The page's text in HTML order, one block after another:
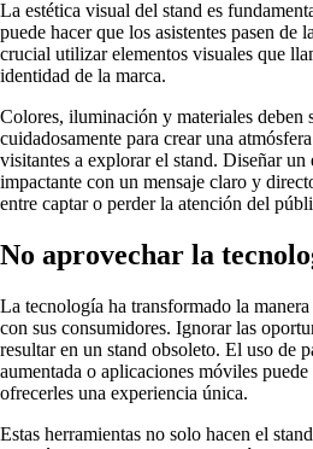
La estética visual del stand es
puede hacer que los asistentes pasen de
crucial utilizar elementos visuales que
identidad de la marca.
Colores, iluminación y materiales deben
cuidadosamente para crear una
visitantes a explorar el stand. Diseñar un
impactante con un mensaje claro y
entre captar o perder la atención del
No aprovechar la
La tecnología ha transformado la
con sus consumidores. Ignorar las
resultar en un stand obsoleto. El uso de
aumentada o aplicaciones móviles puede
ofrecerles una experiencia única.
Estas herramientas no solo hacen el